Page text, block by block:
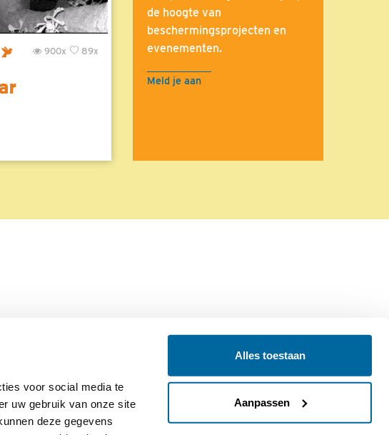
voor social media te
uw gebruik van onze site
deze gegevens
Alles toestaan
Aanpassen
89x
900x
de hoogte van
beschermingsprojecten en
evenementen.
Meld je aan
Colofon